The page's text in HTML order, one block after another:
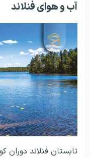
آب و هوای فنلاند
تابستان فنلاند دوران